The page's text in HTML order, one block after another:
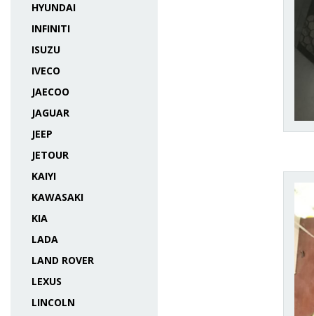
HYUNDAI
INFINITI
ISUZU
IVECO
JAECOO
JAGUAR
JEEP
JETOUR
KAIYI
KAWASAKI
KIA
LADA
LAND ROVER
LEXUS
LINCOLN